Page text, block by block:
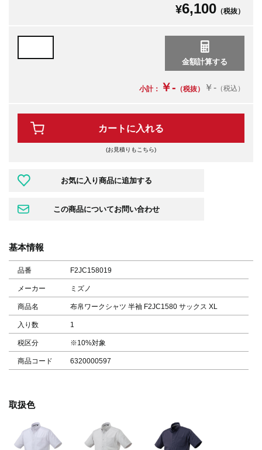
¥6,100 （税抜）
小計： ￥- （税抜） ￥- （税込）
カートに入れる
(お見積りもこちら)
基本情報
品番 F2JC158019
メーカー ミズノ
商品名 布帛ワークシャツ 半袖 F2JC1580 サックス XL
入り数 1
税区分 ※10%対象
商品コード 6320000597
取扱色